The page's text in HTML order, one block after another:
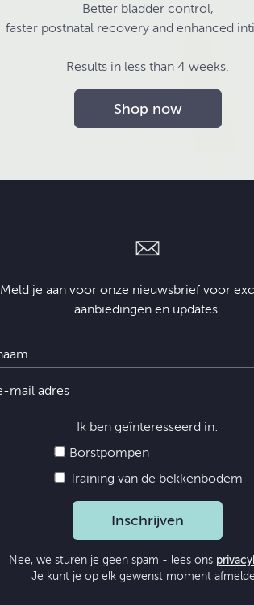
Better bladder control,
faster postnatal recovery and enhanced
Results in less than 4 weeks.
Shop now
Meld je aan voor onze nieuwsbrief voor
aanbiedingen en updates.
Ik ben geïnteresseerd in:
Borstpompen
Training van de bekkenbodem
Inschrijven
Nee, we sturen je geen spam - lees ons
Je kunt je op elk gewenst moment